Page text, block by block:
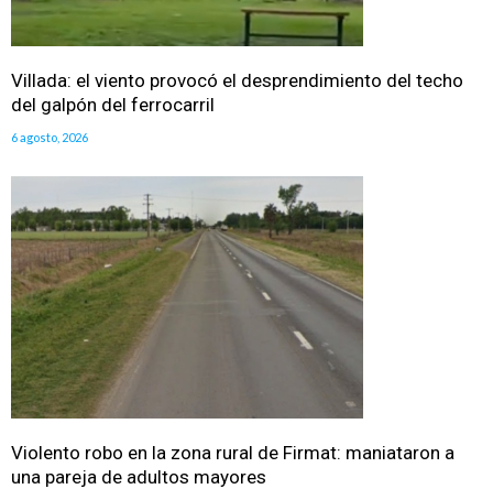
Villada: el viento provocó el desprendimiento del techo
del galpón del ferrocarril
6 agosto, 2026
Violento robo en la zona rural de Firmat: maniataron a
una pareja de adultos mayores